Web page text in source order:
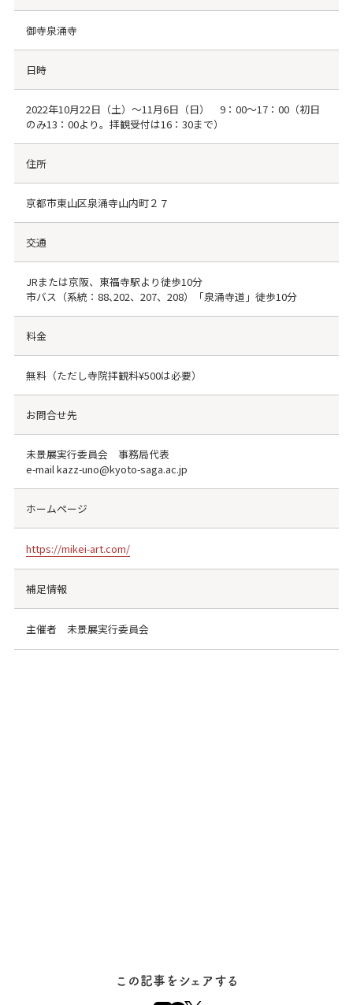
御寺泉涌寺
日時
2022年10月22日（土）〜11月6日（日） 9：00〜17：00（初日
のみ13：00より。拝観受付は16：30まで）
住所
京都市東山区泉涌寺山内町２７
交通
JRまたは京阪、東福寺駅より徒歩10分
市バス（系統：88､202、207、208）「泉涌寺道」徒歩10分
料金
無料（ただし寺院拝観料¥500は必要）
お問合せ先
未景展実行委員会 事務局代表
e-mail kazz-uno@kyoto-saga.ac.jp
ホームページ
https://mikei-art.com/
補足情報
主催者 未景展実行委員会
この記事をシェアする